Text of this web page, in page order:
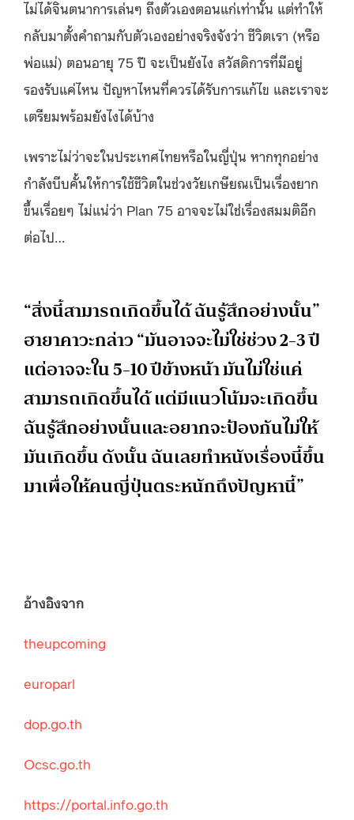
ไม่ได้จินตนาการเล่นๆ ถึงตัวเองตอนแก่เท่านั้น แต่ทำให้
กลับมาตั้งคำถามกับตัวเองอย่างจริงจังว่า ชีวิตเรา (หรือ
พ่อแม่) ตอนอายุ 75 ปี จะเป็นยังไง สวัสดิการที่มีอยู่
รองรับแค่ไหน ปัญหาไหนที่ควรได้รับการแก้ไข และเราจะ
เตรียมพร้อมยังไงได้บ้าง
เพราะไม่ว่าจะในประเทศไทยหรือในญี่ปุ่น หากทุกอย่าง
กำลังบีบคั้นให้การใช้ชีวิตในช่วงวัยเกษียณเป็นเรื่องยาก
ขึ้นเรื่อยๆ ไม่แน่ว่า Plan 75 อาจจะไม่ใช่เรื่องสมมติอีก
ต่อไป…
“สิ่งนี้สามารถเกิดขึ้นได้ ฉันรู้สึกอย่างนั้น”
ฮายาคาวะกล่าว “มันอาจจะไม่ใช่ช่วง 2-3 ปี
แต่อาจจะใน 5-10 ปีข้างหน้า มันไม่ใช่แค่
สามารถเกิดขึ้นได้ แต่มีแนวโน้มจะเกิดขึ้น
ฉันรู้สึกอย่างนั้นและอยากจะป้องกันไม่ให้
มันเกิดขึ้น ดังนั้น ฉันเลยทำหนังเรื่องนี้ขึ้น
มาเพื่อให้คนญี่ปุ่นตระหนักถึงปัญหานี้”
อ้างอิงจาก
theupcoming
europarl
dop.go.th
Ocsc.go.th
https://portal.info.go.th